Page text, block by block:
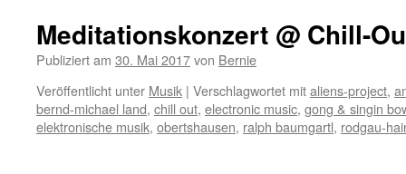
Meditationskonzert @ Chill-
Publiziert am 30. Mai 2017von Bernie
Veröffentlicht unter Musik | Verschlagwortet mitaliens-project,
bernd-michael land, chill out, electronic music, gong & singin
elektronische musik, obertshausen, ralph baumgartl, rodgau-